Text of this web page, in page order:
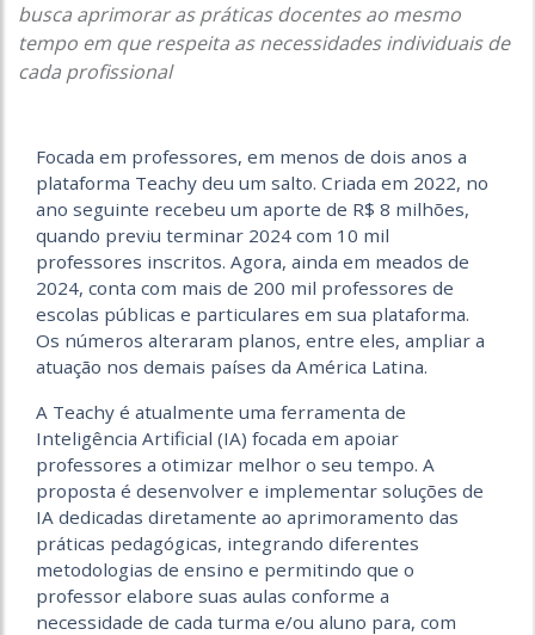
busca aprimorar as práticas docentes ao mesmo
tempo em que respeita as necessidades individuais de
cada profissional
Focada em professores, em menos de dois anos a
plataforma Teachy deu um salto. Criada em 2022, no
ano seguinte recebeu um aporte de R$ 8 milhões,
quando previu terminar 2024 com 10 mil
professores inscritos. Agora, ainda em meados de
2024, conta com mais de 200 mil professores de
escolas públicas e particulares em sua plataforma.
Os números alteraram planos, entre eles, ampliar a
atuação nos demais países da América Latina.
A Teachy é atualmente uma ferramenta de
Inteligência Artificial (IA) focada em apoiar
professores a otimizar melhor o seu tempo. A
proposta é desenvolver e implementar soluções de
IA dedicadas diretamente ao aprimoramento das
práticas pedagógicas, integrando diferentes
metodologias de ensino e permitindo que o
professor elabore suas aulas conforme a
necessidade de cada turma e/ou aluno para, com